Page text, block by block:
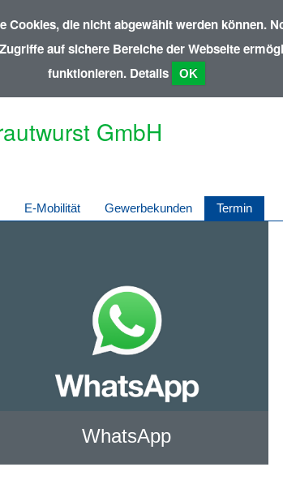
die nicht abgewählt werden können.
auf sichere Bereiche der Webseite
funktionieren. Details OK
GmbH
E-Mobilität Gewerbekunden Termin
WhatsApp